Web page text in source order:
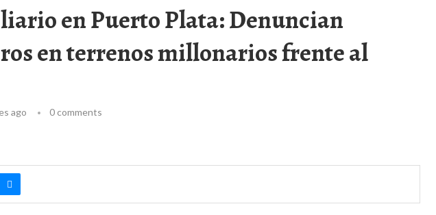
en Puerto Plata: Denuncian
en terrenos millonarios frente al
ago 0 comments